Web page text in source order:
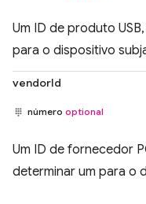
Um ID de produto
para o dispositivo
vendorId
número optional
Um ID de fornecedor
determinar um para o